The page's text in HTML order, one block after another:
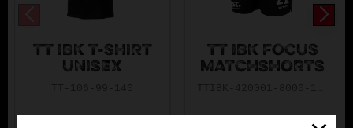
TT IBK T-SHIRT
UNISEX
165
TT IBK FOCUS
MATCHSHORTS
219